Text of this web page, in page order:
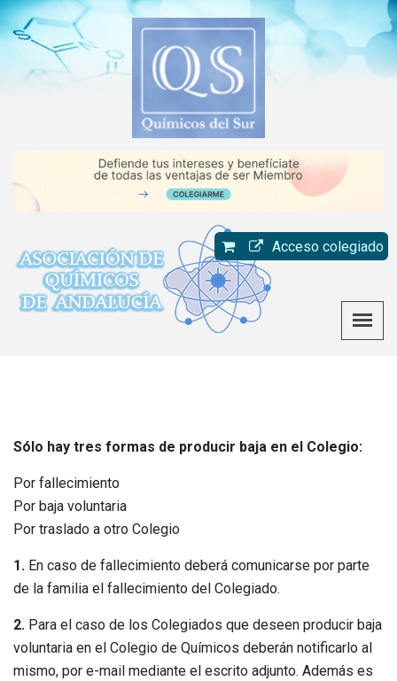
Acceso colegiado
Sólo hay tres formas de producir baja en el Colegio:
Por fallecimiento
Por baja voluntaria
Por traslado a otro Colegio
1. En caso de fallecimiento deberá comunicarse por parte
de la familia el fallecimiento del Colegiado.
2. Para el caso de los Colegiados que deseen producir baja
voluntaria en el Colegio de Químicos deberán notificarlo al
mismo, por e-mail mediante el escrito adjunto. Además es